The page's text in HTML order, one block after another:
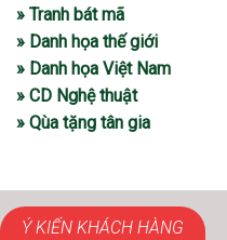
» Tranh bát mã
» Danh họa thế giới
» Danh họa Việt Nam
» CD Nghệ thuật
» Qùa tặng tân gia
Ý KIẾN KHÁCH HÀNG